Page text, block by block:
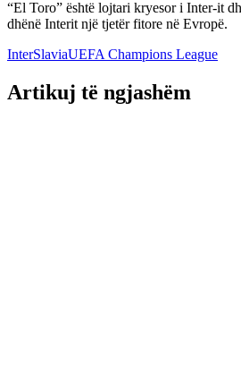
“El Toro” është lojtari kryesor i Inter-it
dhënë Interit një tjetër fitore në Evropë.
InterSlaviaUEFA Champions League
Artikuj të ngjashëm